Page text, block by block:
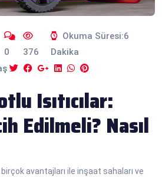
0 376
Okuma Süresi:6
Dakika
Isıtıcılar:
Edilmeli? Nasıl
birçok avantajları ile inşaat sahaları ve